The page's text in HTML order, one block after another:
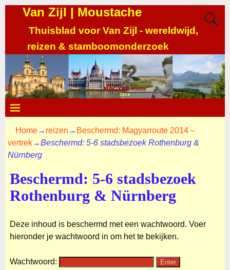
Van Zijl | Moustache
Thuisblad voor Van Zijl - wereldwijd,
reizen & stamboomonderzoek
Home→ reizen → Beschermd: Magyarroute 2014 –
vertrek→Beschermd: 5-6 stadsbezoek Rothenburg &
Nürnberg
Beschermd: 5-6 stadsbezoek
Rothenburg & Nürnberg
Deze inhoud is beschermd met een wachtwoord. Voer
hieronder je wachtwoord in om het te bekijken.
Wachtwoord: